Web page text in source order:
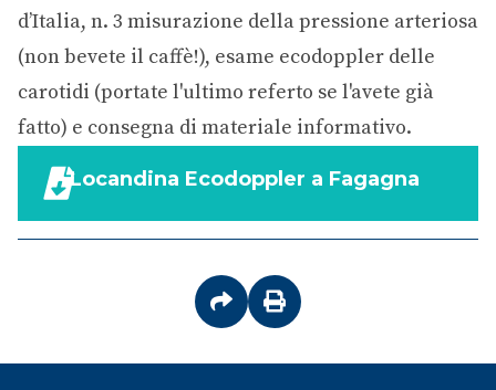
d’Italia, n. 3 misurazione della pressione arteriosa
(non bevete il caffè!), esame ecodoppler delle
carotidi (portate l'ultimo referto se l'avete già
fatto) e consegna di materiale informativo.
Locandina Ecodoppler a Fagagna